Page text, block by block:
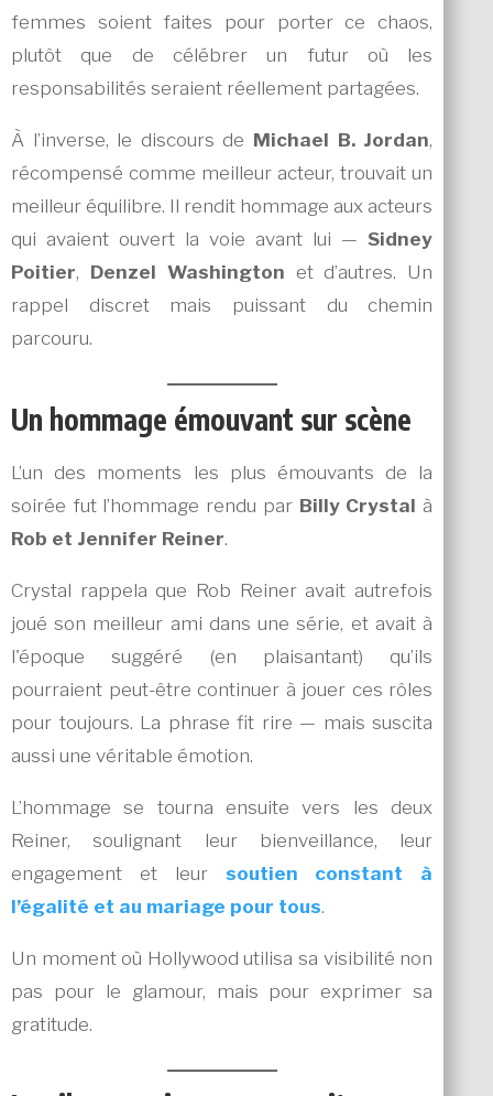
femmes soient faites pour porter ce chaos,
plutôt que de célébrer un futur où les
responsabilités seraient réellement partagées.
À l’inverse, le discours de Michael B. Jordan,
récompensé comme meilleur acteur, trouvait un
meilleur équilibre. Il rendit hommage aux acteurs
qui avaient ouvert la voie avant lui —Sidney
Poitier, Denzel Washington et d’autres. Un
rappel discret mais puissant du chemin
parcouru.
Un hommage émouvant sur scène
L’un des moments les plus émouvants de la
soirée fut l’hommage rendu par Billy Crystal à
Rob et Jennifer Reiner.
Crystal rappela que Rob Reiner avait autrefois
joué son meilleur ami dans une série, et avait à
l'époque suggéré (en plaisantant) qu’ils
pourraient peut-être continuer à jouer ces rôles
pour toujours. La phrase fit rire — mais suscita
aussi une véritable émotion.
L’hommage se tourna ensuite vers les deux
Reiner, soulignant leur bienveillance, leur
engagement et leur soutien constant à
l’égalité et au mariage pour tous.
Un moment où Hollywood utilisa sa visibilité non
pas pour le glamour, mais pour exprimer sa
gratitude.